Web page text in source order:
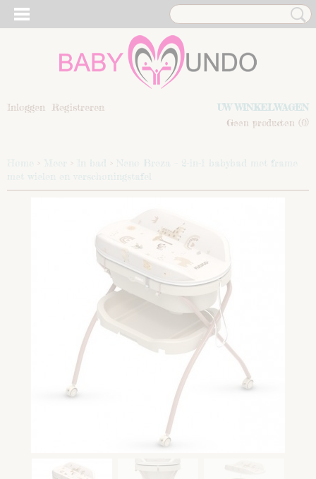
Inloggen Registreren
UW WINKELWAGEN
Geen producten (0)
Home > Meer > In bad >
Neno Breza – 2-in-1 babybad met frame
met wielen en verschoningstafel